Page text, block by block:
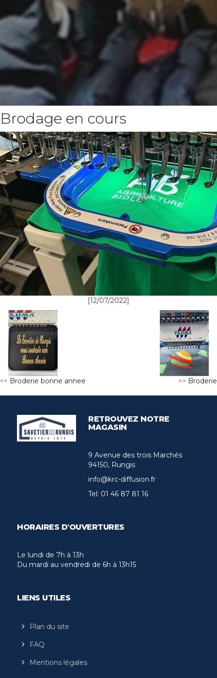
Brodage en cours
[12/07/2022]
<< Broderie bonne annee >> Broderie
RETROUVEZ NOTRE
MAGASIN
9 Avenue des trois Marchés
94150, Rungis
info@krc-diffusion.fr
Tel: 01 46 87 81 16
HORAIRES D'OUVERTURES
Le lundi de 7h à 13h
Du mardi au vendredi de 6h à 13h15
LIENS UTILES
Plan du site
FAQ
Mentions légales